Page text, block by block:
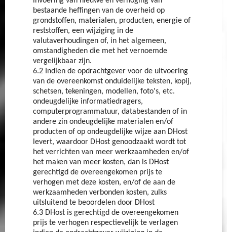
bestaande heffingen van de overheid op
grondstoffen, materialen, producten, energie of
reststoffen, een wijziging in de
valutaverhoudingen of, in het algemeen,
omstandigheden die met het vernoemde
vergelijkbaar zijn.
6.2 Indien de opdrachtgever voor de uitvoering
van de overeenkomst onduidelijke teksten, kopij,
schetsen, tekeningen, modellen, foto's, etc.
ondeugdelijke informatiedragers,
computerprogrammatuur, databestanden of in
andere zin ondeugdelijke materialen en/of
producten of op ondeugdelijke wijze aan DHost
levert, waardoor DHost genoodzaakt wordt tot
het verrichten van meer werkzaamheden en/of
het maken van meer kosten, dan is DHost
gerechtigd de overeengekomen prijs te
verhogen met deze kosten, en/of de aan de
werkzaamheden verbonden kosten, zulks
uitsluitend te beoordelen door DHost
6.3 DHost is gerechtigd de overeengekomen
prijs te verhogen respectievelijk te verlagen